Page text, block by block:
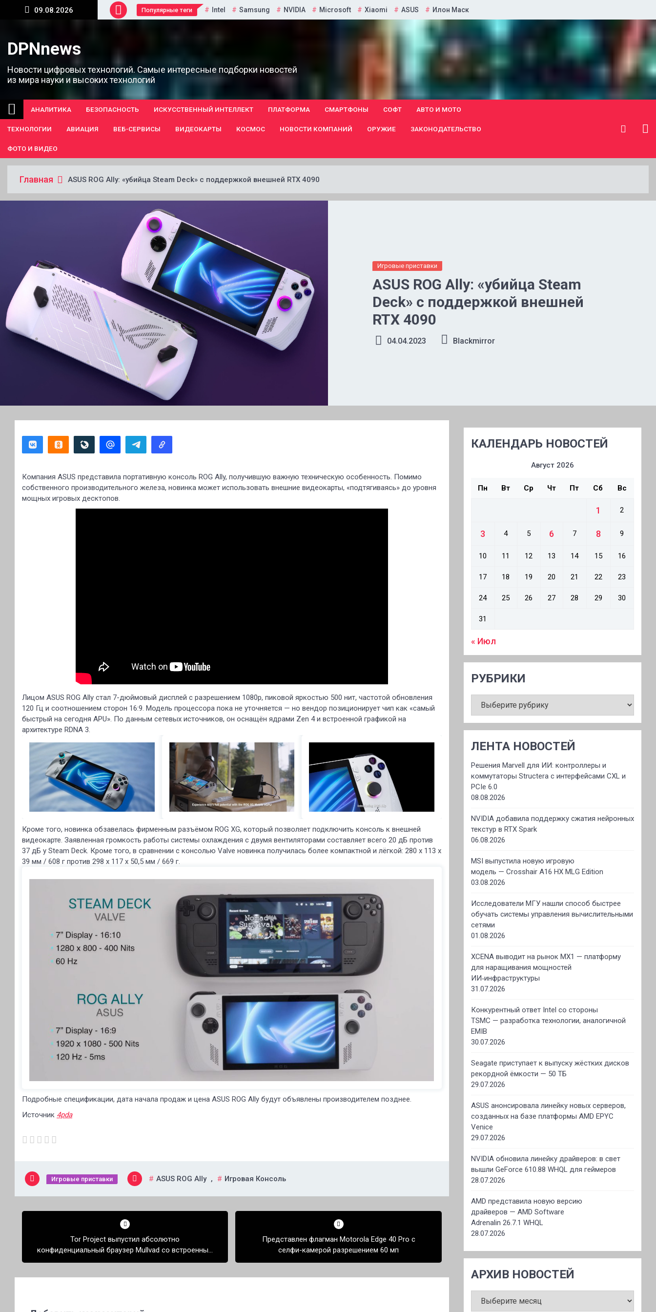
Перейти
09.08.2026 Популярные теги Intel Samsung NVIDIA Microsoft Xiaomi ASUS Илон Маск
DPNnews
Новости цифровых технологий. Самые интересные подборки новостей
из мира науки и высоких технологий
АНАЛИТИКА БЕЗОПАСНОСТЬ ИСКУССТВЕННЫЙ ИНТЕЛЛЕКТ ПЛАТФОРМА СМАРТФОНЫ СОФТ АВТО И МОТО
ТЕХНОЛОГИИ АВИАЦИЯ ВЕБ-СЕРВИСЫ ВИДЕОКАРТЫ КОСМОС НОВОСТИ КОМПАНИЙ ОРУЖИЕ ЗАКОНОДАТЕЛЬСТВО
ФОТО И ВИДЕО
Главная ASUS ROG Ally: «убийца Steam Deck» с поддержкой внешней RTX 4090
Игровые приставки
ASUS ROG Ally: «убийца Steam
Deck» с поддержкой внешней
RTX 4090
04.04.2023 Blackmirror
Компания ASUS представила портативную консоль ROG Ally, получившую важную техническую особенность. Помимо
собственного производительного железа, новинка может использовать внешние видеокарты, «подтягиваясь» до уровня
мощных игровых десктопов.
Лицом ASUS ROG Ally стал 7-дюймовый дисплей с разрешением 1080p, пиковой яркостью 500 нит, частотой обновления
120 Гц и соотношением сторон 16:9. Модель процессора пока не уточняется — но вендор позиционирует чип как «самый
быстрый на сегодня APU». По данным сетевых источников, он оснащён ядрами Zen 4 и встроенной графикой на
архитектуре RDNA 3.
Кроме того, новинка обзавелась фирменным разъёмом ROG XG, который позволяет подключить консоль к внешней
видеокарте. Заявленная громкость работы системы охлаждения с двумя вентиляторами составляет всего 20 дБ против
37 дБ у Steam Deck. Кроме того, в сравнении с консолью Valve новинка получилась более компактной и лёгкой: 280 x 113 x
39 мм / 608 г против 298 x 117 x 50,5 мм / 669 г.
Подробные спецификации, дата начала продаж и цена ASUS ROG Ally будут объявлены производителем позднее.
Источник 4pda
Игровые приставки ASUS ROG Ally , Игровая Консоль
Навигация
Tor Project выпустил абсолютно
конфиденциальный браузер Mullvad со встроенным
Представлен флагман Motorola Edge 40 Pro с
селфи-камерой разрешением 60 мп
КАЛЕНДАРЬ НОВОСТЕЙ
Август 2026
Пн Вт Ср Чт Пт Сб Вс
1 2
3 4 5 6 7 8 9
10 11 12 13 14 15 16
17 18 19 20 21 22 23
24 25 26 27 28 29 30
31
« Июл
РУБРИКИ
ЛЕНТА НОВОСТЕЙ
Решения Marvell для ИИ: контроллеры и
коммутаторы Structera с интерфейсами CXL и
PCIe 6.0
08.08.2026
NVIDIA добавила поддержку сжатия нейронных
текстур в RTX Spark
06.08.2026
MSI выпустила новую игровую
модель — Crosshair A16 HX MLG Edition
03.08.2026
Исследователи МГУ нашли способ быстрее
обучать системы управления вычислительными
сетями
01.08.2026
XCENA выводит на рынок MX1 — платформу
для наращивания мощностей
ИИ‑инфраструктуры
31.07.2026
Конкурентный ответ Intel со стороны
TSMC — разработка технологии, аналогичной
EMIB
30.07.2026
Seagate приступает к выпуску жёстких дисков
рекордной ёмкости — 50 ТБ
29.07.2026
ASUS анонсировала линейку новых серверов,
созданных на базе платформы AMD EPYC
Venice
29.07.2026
NVIDIA обновила линейку драйверов: в свет
вышли GeForce 610.88 WHQL для геймеров
28.07.2026
AMD представила новую версию
драйверов — AMD Software
Adrenalin 26.7.1 WHQL
28.07.2026
АРХИВ НОВОСТЕЙ
НОВОСТЕЙ